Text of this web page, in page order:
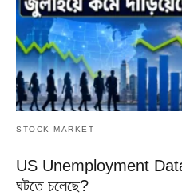
STOCK-MARKET
US Unemployment Data:
ঘটতে চলেছে?